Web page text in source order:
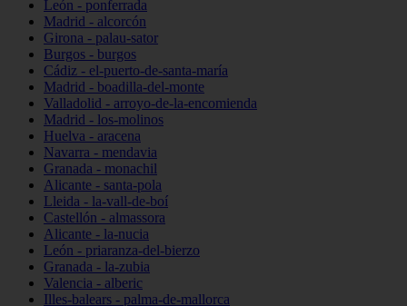
León - ponferrada
Madrid - alcorcón
Girona - palau-sator
Burgos - burgos
Cádiz - el-puerto-de-santa-maría
Madrid - boadilla-del-monte
Valladolid - arroyo-de-la-encomienda
Madrid - los-molinos
Huelva - aracena
Navarra - mendavia
Granada - monachil
Alicante - santa-pola
Lleida - la-vall-de-boí
Castellón - almassora
Alicante - la-nucia
León - priaranza-del-bierzo
Granada - la-zubia
Valencia - alberic
Illes-balears - palma-de-mallorca